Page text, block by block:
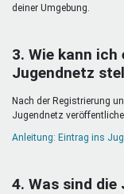
deiner Umgebung.
3. Wie kann
Jugendnetz
Nach der Registrierung
Jugendnetz
Anleitung: Eintrag ins
4. Was sind die